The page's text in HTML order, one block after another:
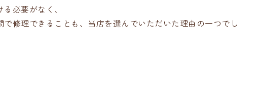
必要がなく、
修理できることも、当店を選んでいただいた理由の一つでし